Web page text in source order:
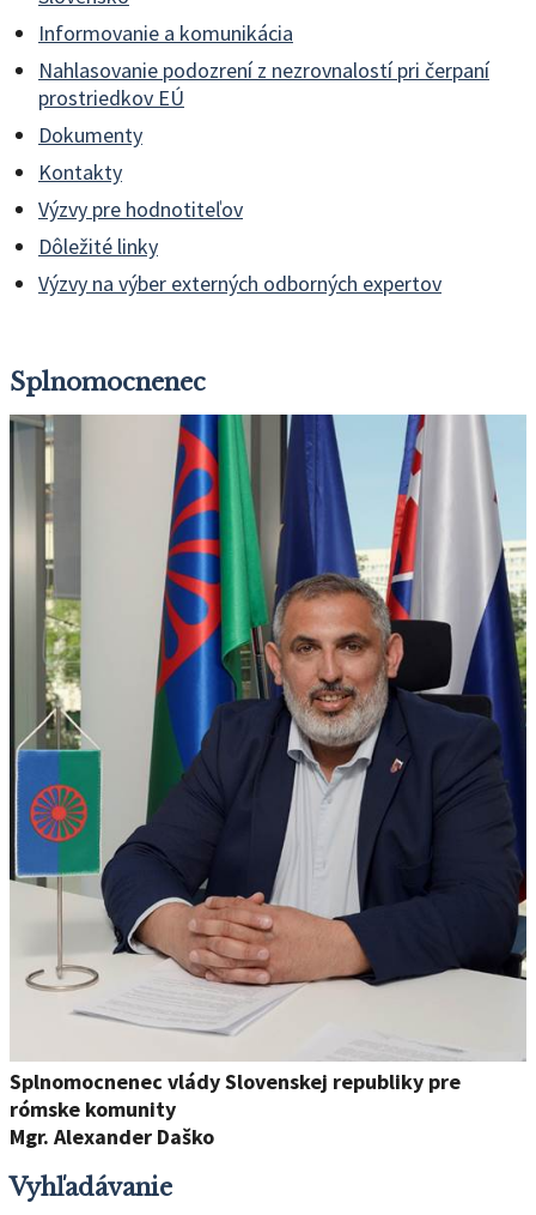
Informovanie a komunikácia
Nahlasovanie podozrení z nezrovnalostí pri čerpaní
prostriedkov EÚ
Dokumenty
Kontakty
Výzvy pre hodnotiteľov
Dôležité linky
Výzvy na výber externých odborných expertov
Splnomocnenec
Splnomocnenec vlády Slovenskej republiky pre
rómske komunity
Mgr. Alexander Daško
Vyhľadávanie